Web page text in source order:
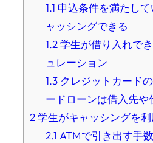
1.1 申込条件を満たし
ャッシングできる
1.2学生が借り入れで
ュレーション
1.3 クレジットカード
ードローンは借入先や
2学生がキャッシングを
2.1 ATMで引き出す手